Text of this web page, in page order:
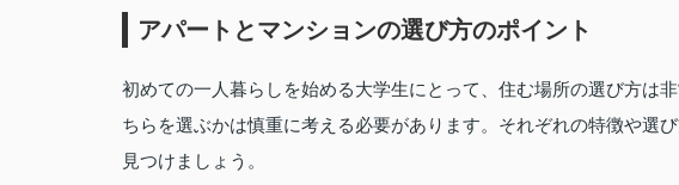
アパートとマンションの選び方のポイント
初めての一人暮らしを始める大学生にとって、住む場所の選び方は
ちらを選ぶかは慎重に考える必要があります。それぞれの特徴や選
見つけましょう。